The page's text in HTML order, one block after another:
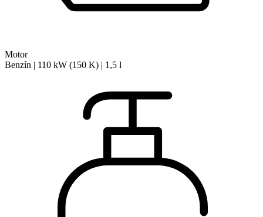
Motor
Benzín | 110 kW (150 K) | 1,5 l